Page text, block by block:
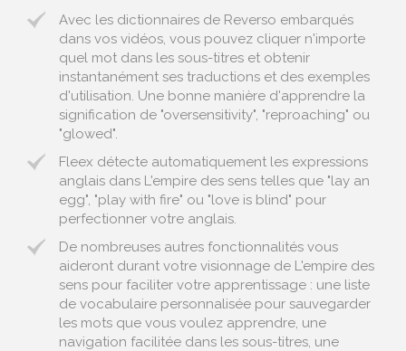
Avec les dictionnaires de Reverso embarqués
dans vos vidéos, vous pouvez cliquer n'importe
quel mot dans les sous-titres et obtenir
instantanément ses traductions et des exemples
d'utilisation. Une bonne manière d'apprendre la
signification de "oversensitivity", "reproaching" ou
"glowed".
Fleex détecte automatiquement les expressions
anglais dans L'empire des sens telles que "lay an
egg", "play with fire" ou "love is blind" pour
perfectionner votre anglais.
De nombreuses autres fonctionnalités vous
aideront durant votre visionnage de L'empire des
sens pour faciliter votre apprentissage : une liste
de vocabulaire personnalisée pour sauvegarder
les mots que vous voulez apprendre, une
navigation facilitée dans les sous-titres, une